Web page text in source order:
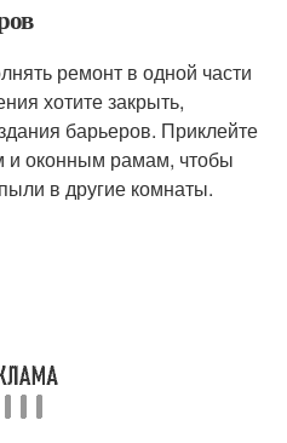
ремонт в одной части
хотите закрыть,
барьеров. Приклейте
и оконным рамам, чтобы
в другие комнаты.